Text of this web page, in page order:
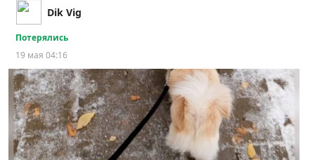
Dik Vig
Потерялись
19 мая 04:16